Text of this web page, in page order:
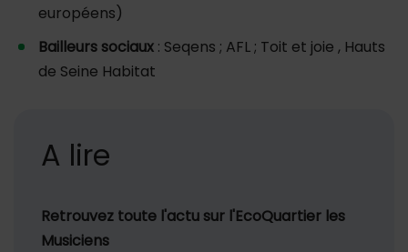
européens)
Bailleurs sociaux : Seqens ; AFL ; Toit et joie , Hauts
de Seine Habitat
A lire
Retrouvez toute l'actu sur l'EcoQuartier les
Musiciens